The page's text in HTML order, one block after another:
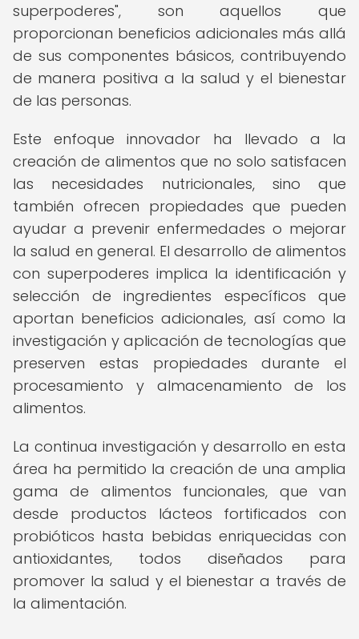
superpoderes", son aquellos que
proporcionan beneficios adicionales más allá
de sus componentes básicos, contribuyendo
de manera positiva a la salud y el bienestar
de las personas.
Este enfoque innovador ha llevado a la
creación de alimentos que no solo satisfacen
las necesidades nutricionales, sino que
también ofrecen propiedades que pueden
ayudar a prevenir enfermedades o mejorar
la salud en general. El desarrollo de alimentos
con superpoderes implica la identificación y
selección de ingredientes específicos que
aportan beneficios adicionales, así como la
investigación y aplicación de tecnologías que
preserven estas propiedades durante el
procesamiento y almacenamiento de los
alimentos.
La continua investigación y desarrollo en esta
área ha permitido la creación de una amplia
gama de alimentos funcionales, que van
desde productos lácteos fortificados con
probióticos hasta bebidas enriquecidas con
antioxidantes, todos diseñados para
promover la salud y el bienestar a través de
la alimentación.